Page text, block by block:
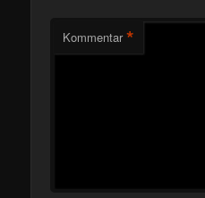
Kommentar *